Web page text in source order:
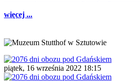
więcej ...
piątek, 16 września 2022 18:15